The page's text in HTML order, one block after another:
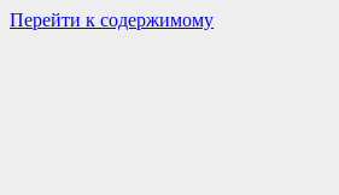
Перейти к содержимому